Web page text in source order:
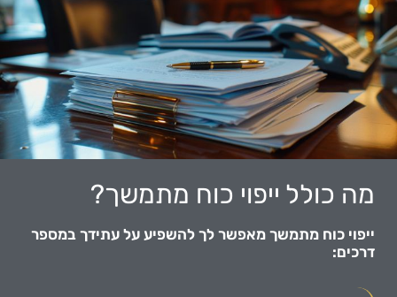
מה כולל ייפוי כוח מתמשך?
ייפוי כוח מתמשך מאפשר לך להשפיע על עתידך במספר
דרכים: